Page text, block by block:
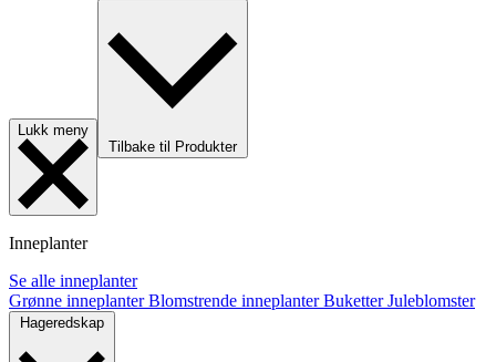
Lukk meny
Tilbake til Produkter
Inneplanter
Se alle inneplanter
Grønne inneplanterBlomstrende inneplanterBuketterJuleblomster